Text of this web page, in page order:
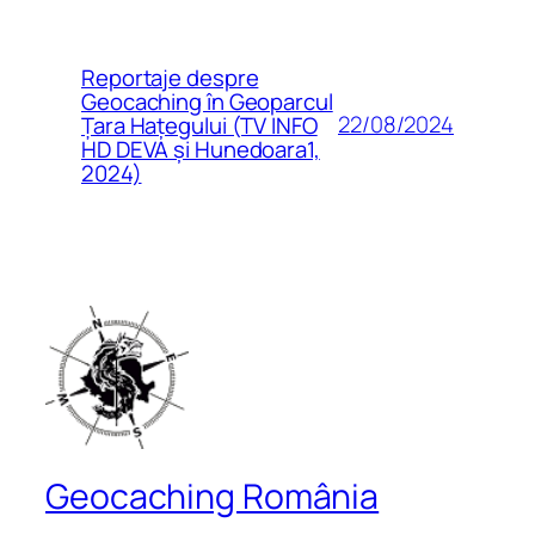
Reportaje despre
Geocaching în Geoparcul
Țara Hațegului (TV INFO
HD DEVA și Hunedoara1,
2024)
22/08/2024
Geocaching România